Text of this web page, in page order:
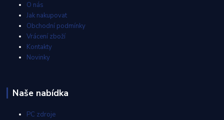
O nás
Jak nakupovat
Obchodní podmínky
Vrácení zboží
Kontakty
Novinky
Naše nabídka
PC zdroje